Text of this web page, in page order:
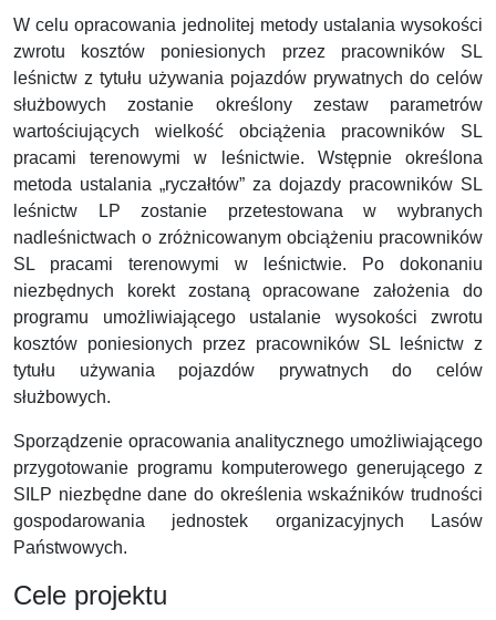
W celu opracowania jednolitej metody ustalania wysokości
zwrotu kosztów poniesionych przez pracowników SL
leśnictw z tytułu używania pojazdów prywatnych do celów
służbowych zostanie określony zestaw parametrów
wartościujących wielkość obciążenia pracowników SL
pracami terenowymi w leśnictwie. Wstępnie określona
metoda ustalania „ryczałtów” za dojazdy pracowników SL
leśnictw LP zostanie przetestowana w wybranych
nadleśnictwach o zróżnicowanym obciążeniu pracowników
SL pracami terenowymi w leśnictwie. Po dokonaniu
niezbędnych korekt zostaną opracowane założenia do
programu umożliwiającego ustalanie wysokości zwrotu
kosztów poniesionych przez pracowników SL leśnictw z
tytułu używania pojazdów prywatnych do celów
służbowych.
Sporządzenie opracowania analitycznego umożliwiającego
przygotowanie programu komputerowego generującego z
SILP niezbędne dane do określenia wskaźników trudności
gospodarowania jednostek organizacyjnych Lasów
Państwowych.
Cele projektu